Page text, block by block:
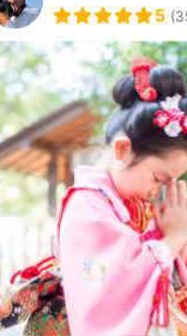
5 (